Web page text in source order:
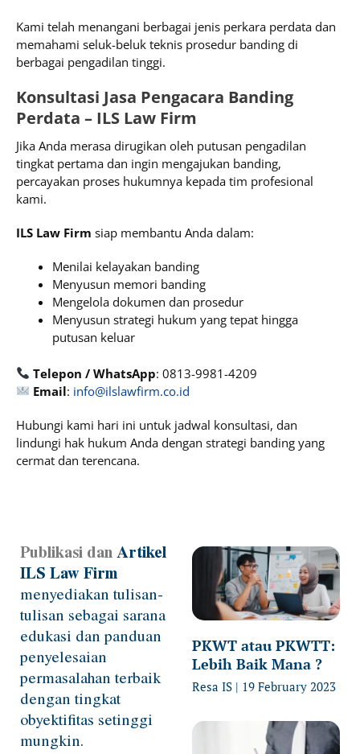
Kami telah menangani berbagai jenis perkara perdata dan
memahami seluk-beluk teknis prosedur banding di
berbagai pengadilan tinggi.
Konsultasi Jasa Pengacara Banding
Perdata – ILS Law Firm
Jika Anda merasa dirugikan oleh putusan pengadilan
tingkat pertama dan ingin mengajukan banding,
percayakan proses hukumnya kepada tim profesional
kami.
ILS Law Firm siap membantu Anda dalam:
Menilai kelayakan banding
Menyusun memori banding
Mengelola dokumen dan prosedur
Menyusun strategi hukum yang tepat hingga
putusan keluar
Telepon / WhatsApp: 0813-9981-4209
Email: info@ilslawfirm.co.id
Hubungi kami hari ini untuk jadwal konsultasi, dan
lindungi hak hukum Anda dengan strategi banding yang
cermat dan terencana.
Publikasi danArtikel
ILS Law Firm
menyediakan tulisan-
tulisan sebagai sarana
edukasi dan panduan
penyelesaian
permasalahan terbaik
dengan tingkat
obyektifitas setinggi
mungkin.
PKWT atau PKWTT:
Lebih Baik Mana ?
Resa IS 19 February 2023
PagePagePagePagePage